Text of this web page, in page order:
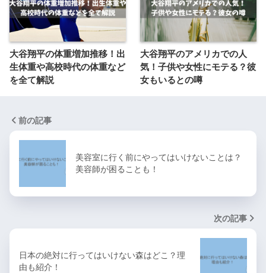
大谷翔平の体重増加推移！出
生体重や高校時代の体重など
を全て解説
大谷翔平のアメリカでの人
気！子供や女性にモテる？彼
女もいるとの噂
前の記事
美容室に行く前にやってはいけないことは？
美容師が困ることも！
次の記事
日本の絶対に行ってはいけない森はどこ？理
由も紹介！